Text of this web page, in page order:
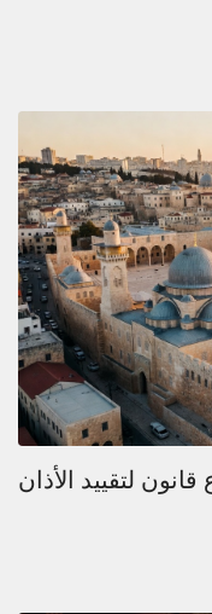
لتقييد الأذان